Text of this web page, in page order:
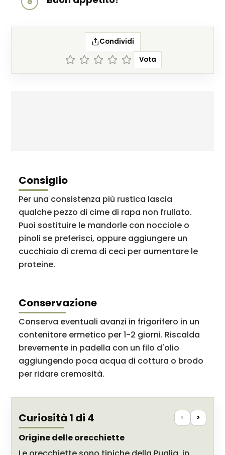
Condividi
Vota
Consiglio
Per una consistenza più rustica lascia
qualche pezzo di cime di rapa non frullato.
Puoi sostituire le mandorle con nocciole o
pinoli se preferisci, oppure aggiungere un
cucchiaio di crema di ceci per aumentare le
proteine.
Conservazione
Conserva eventuali avanzi in frigorifero in un
contenitore ermetico per 1-2 giorni. Riscalda
brevemente in padella con un filo d'olio
aggiungendo poca acqua di cottura o brodo
per ridare cremosità.
Curiosità 1 di 4 < >
Origine delle orecchiette